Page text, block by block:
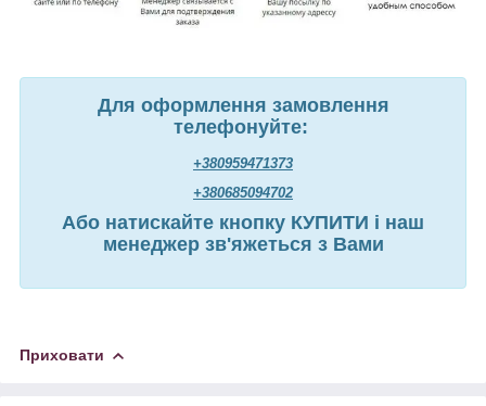
Для оформлення замовлення
телефонуйте:
+380959471373
+380685094702
Або натискайте кнопку КУПИТИ і наш
менеджер зв'яжеться з Вами
Приховати